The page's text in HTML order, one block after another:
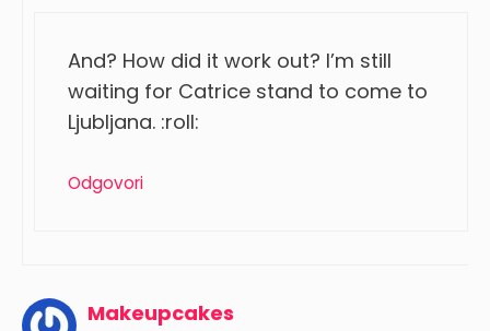
And? How did it work out? I’m still
waiting for Catrice stand to come to
Ljubljana. :roll:
Odgovori
Makeupcakes